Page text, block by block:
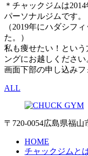
＊チャックジムは
パーソナルジムです。
（2019年にハダシフ
た。）
私も痩せたい！とい
ングにお越しください
画面下部の申し込みフ
ALL
〒720-0054 広島県福
HOME
チャックジムと